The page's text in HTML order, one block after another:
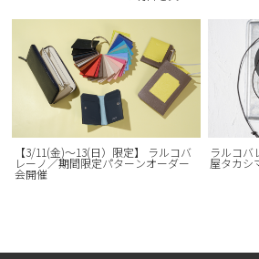
【3/11(金)〜13(日）限定】 ラルコバ
レーノ／期間限定パターンオーダー
会開催
ラルコバ
屋タカシ